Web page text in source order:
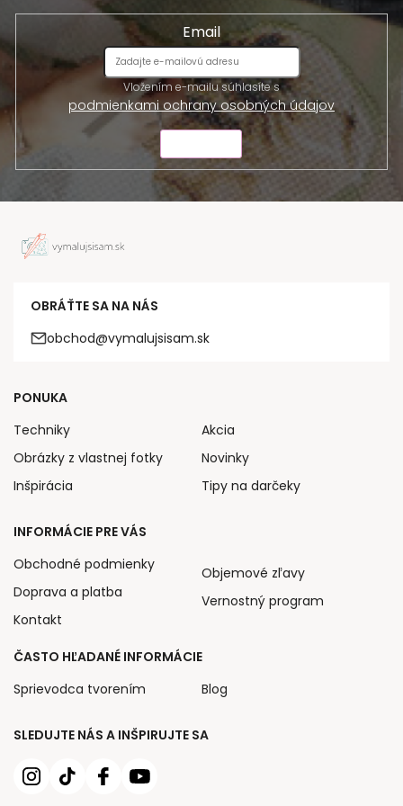
Email
Vložením e-mailu súhlasíte s
podmienkami ochrany osobných údajov
OBRÁŤTE SA NA NÁS
obchod@vymalujsisam.sk
SLEDUJTE NÁS A INŠPIRUJTE SA
PONUKA
Techniky
Obrázky z vlastnej fotky
Inšpirácia
Akcia
Novinky
Tipy na darčeky
INFORMÁCIE PRE VÁS
Obchodné podmienky
Doprava a platba
Kontakt
Objemové zľavy
Vernostný program
ČASTO HĽADANÉ INFORMÁCIE
Sprievodca tvorením
Blog